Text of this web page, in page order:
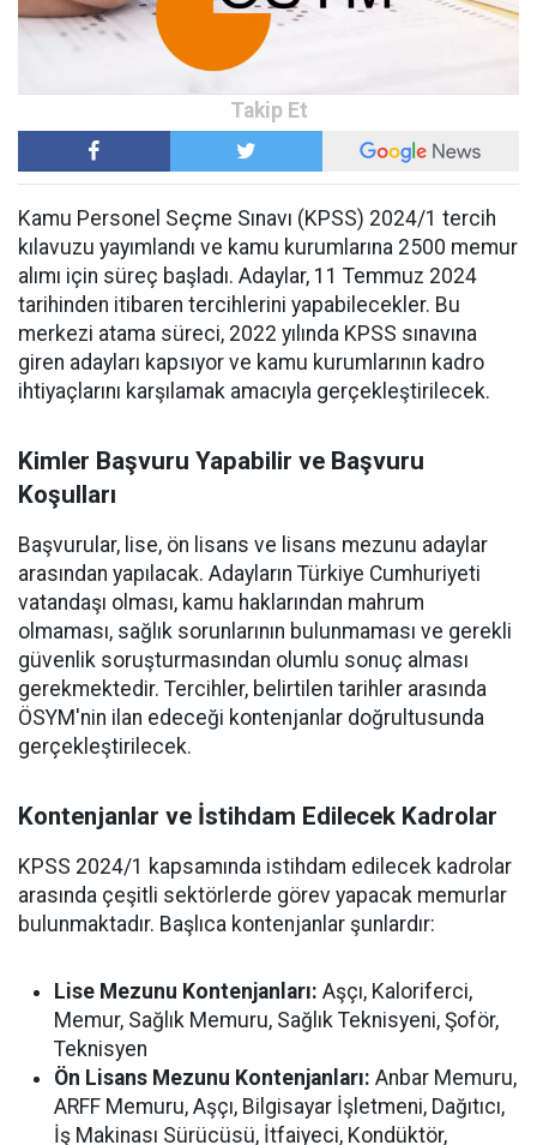
Kamu Personel Seçme Sınavı (KPSS) 2024/1 tercih
kılavuzu yayımlandı ve kamu kurumlarına 2500 memur
alımı için süreç başladı. Adaylar, 11 Temmuz 2024
tarihinden itibaren tercihlerini yapabilecekler. Bu
merkezi atama süreci, 2022 yılında KPSS sınavına
giren adayları kapsıyor ve kamu kurumlarının kadro
ihtiyaçlarını karşılamak amacıyla gerçekleştirilecek.
Kimler Başvuru Yapabilir ve Başvuru
Koşulları
Başvurular, lise, ön lisans ve lisans mezunu adaylar
arasından yapılacak. Adayların Türkiye Cumhuriyeti
vatandaşı olması, kamu haklarından mahrum
olmaması, sağlık sorunlarının bulunmaması ve gerekli
güvenlik soruşturmasından olumlu sonuç alması
gerekmektedir. Tercihler, belirtilen tarihler arasında
ÖSYM'nin ilan edeceği kontenjanlar doğrultusunda
gerçekleştirilecek.
Kontenjanlar ve İstihdam Edilecek Kadrolar
KPSS 2024/1 kapsamında istihdam edilecek kadrolar
arasında çeşitli sektörlerde görev yapacak memurlar
bulunmaktadır. Başlıca kontenjanlar şunlardır:
Lise Mezunu Kontenjanları: Aşçı, Kaloriferci,
Memur, Sağlık Memuru, Sağlık Teknisyeni, Şoför,
Teknisyen
Ön Lisans Mezunu Kontenjanları: Anbar Memuru,
ARFF Memuru, Aşçı, Bilgisayar İşletmeni, Dağıtıcı,
İş Makinası Sürücüsü, İtfaiyeci, Kondüktör,